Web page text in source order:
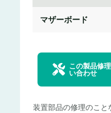
マザーボード
この製品修
い合わせ
装置部品の修理のこと